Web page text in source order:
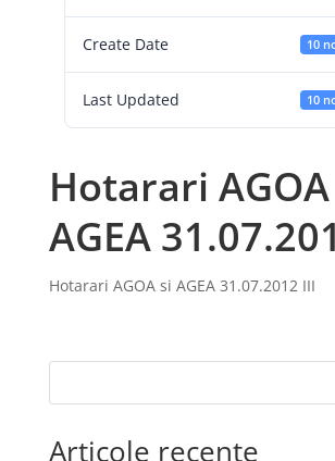
Create Date 10
Last Updated 10
Hotarari
AGEA
Hotarari AGOA si AGEA 31.07.2012 III
Articole recente